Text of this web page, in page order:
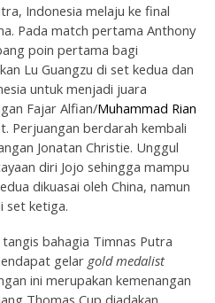
Indonesia melaju ke final
Pada match pertama Anthony
poin pertama bagi
Lu Guangzu di set kedua dan
untuk menjadi juara
Fajar Alfian/Muhammad Rian
Perjuangan berdarah kembali
Jonatan Christie. Unggul
diri Jojo sehingga mampu
dikuasai oleh China, namun
set ketiga.
bahagia Timnas Putra
gelar gold medalist
ini merupakan kemenangan
Thomas Cup diadakan.